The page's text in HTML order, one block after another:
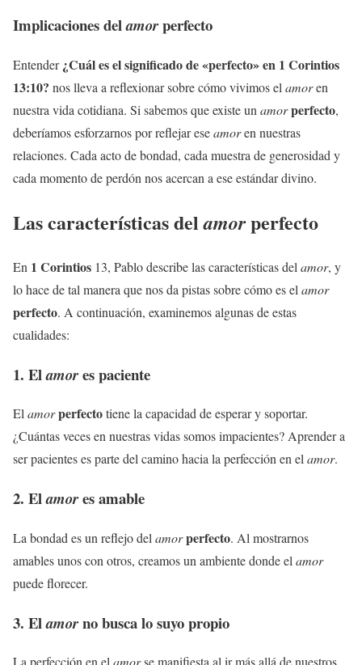
Implicaciones delamorperfecto
Entender¿Cuál es elsignificadode «perfecto» en 1 Corintios
13:10? nos lleva a reflexionar sobre cómo vivimos el amoren
nuestra vida cotidiana. Si sabemos que existe un amorperfecto,
deberíamos esforzarnos por reflejar eseamoren nuestras
relaciones. Cada acto de bondad, cada muestra de generosidad y
cada momento de perdón nos acercan a ese estándar divino.
Las características delamorperfecto
En 1 Corintios 13, Pablo describe las características del amor, y
lo hace de tal manera que nos da pistas sobre cómo es el amor
perfecto. A continuación, examinemos algunas de estas
cualidades:
1. Elamores paciente
Elamorperfectotiene la capacidad de esperar y soportar.
¿Cuántas veces en nuestras vidas somos impacientes? Aprender a
ser pacientes es parte del camino hacia la perfección en elamor.
2. Elamores amable
La bondad es un reflejo del amorperfecto. Al mostrarnos
amables unos con otros, creamos un ambiente donde el amor
puede florecer.
3. Elamorno busca lo suyo propio
La perfección en el amorse manifiesta al ir más allá de nuestros